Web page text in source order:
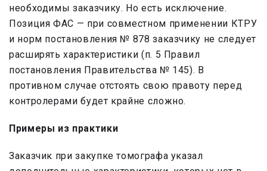
необходимы заказчику. Но есть исключение.
Позиция ФАС — при совместном применении КТРУ
и норм постановления № 878 заказчику не следует
расширять характеристики (п. 5 Правил
постановления Правительства № 145). В
противном случае отстоять свою правоту перед
контролерами будет крайне сложно.
Примеры из практики
Заказчик при закупке томографа указал